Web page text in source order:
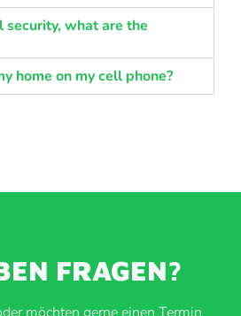
security, what are the
home on my cell phone?
FRAGEN?